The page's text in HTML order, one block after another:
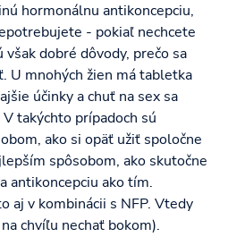
hormonálnu antikoncepciu,
- pokiaľ nechcete
dobré dôvody, prečo sa
U mnohých žien má tabletka
účinky a chuť na sex sa
takýchto prípadoch sú
ako si opäť užiť spoločne
spôsobom, ako skutočne
antikoncepciu ako tím.
aj v kombinácii s NFP. Vtedy
chvíľu nechať bokom).